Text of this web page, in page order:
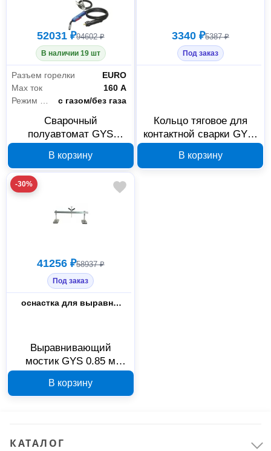
52031 ₽94602 ₽
В наличии 19 шт
Разъем горелки
EURO
Max ток
160 А
с газом/без газа
Сварочный
полуавтомат GYS
В корзину
3340 ₽5387 ₽
Под заказ
Кольцо тяговое для
контактной сварки GYS,
В корзину
-30%
41256 ₽58937 ₽
Под заказ
Назначение оснастка для выравнивания
Выравнивающий
мостик GYS 0.85 м
В корзину
КАТАЛОГ